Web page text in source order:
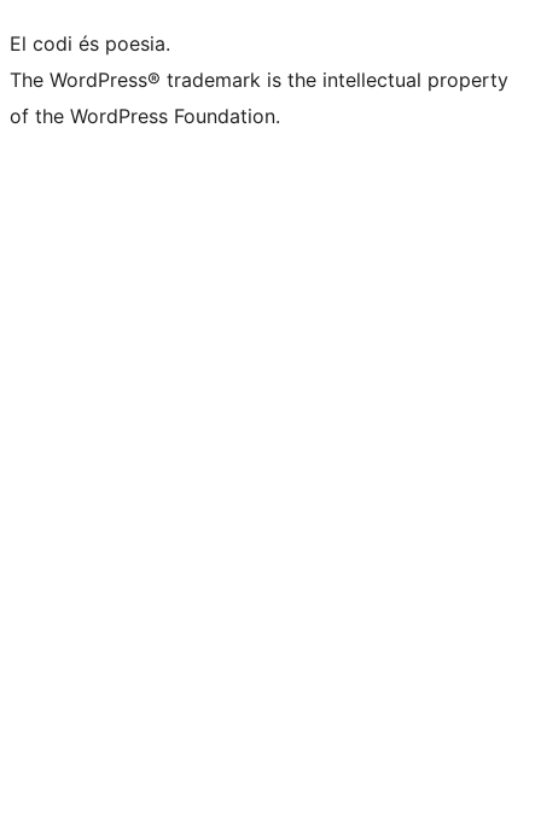
El codi és poesia.
The WordPress® trademark is the intellectual property
of the WordPress Foundation.